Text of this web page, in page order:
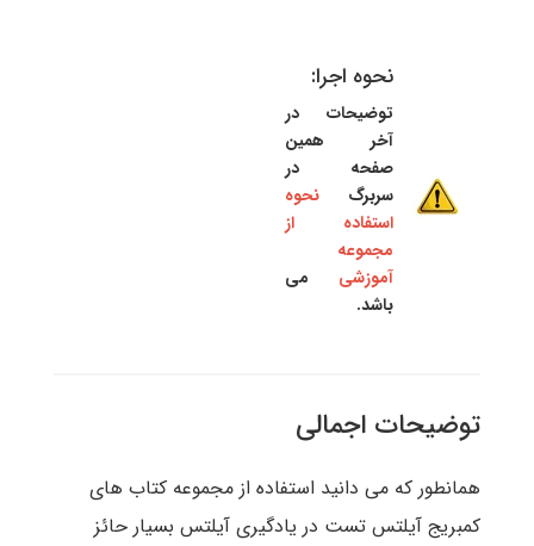
نحوه اجرا:
توضیحات در
آخر همین
صفحه در
سربرگ نحوه
استفاده از
مجموعه
آموزشی می
باشد.
توضیحات اجمالی
همانطور که می دانید استفاده از مجموعه کتاب های
کمبریج آیلتس تست در یادگیری آیلتس بسیار حائز